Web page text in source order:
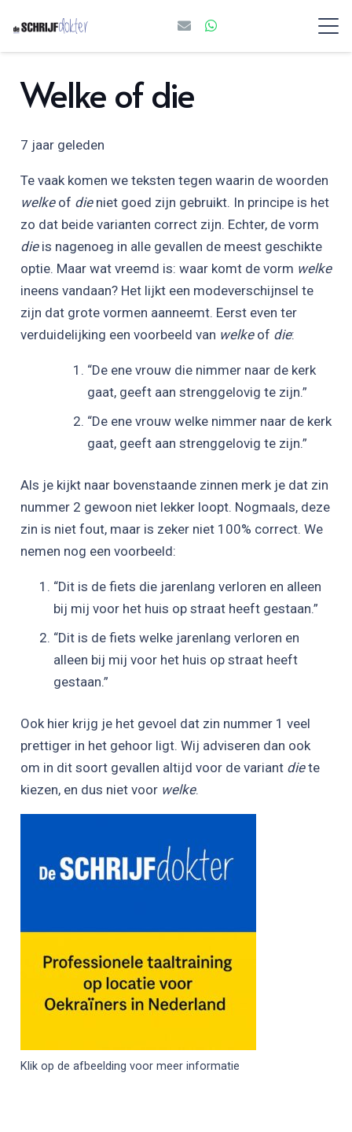
Welke of die
7 jaar geleden
Te vaak komen we teksten tegen waarin de woorden
welkeof dieniet goed zijn gebruikt. In principe is het
zo dat beide varianten correct zijn. Echter, de vorm
dieis nagenoeg in alle gevallen de meest geschikte
optie. Maar wat vreemd is: waar komt de vorm welke
ineens vandaan? Het lijkt een modeverschijnsel te
zijn dat grote vormen aanneemt. Eerst even ter
verduidelijking een voorbeeld van welkeof die:
“De ene vrouw die nimmer naar de kerk
gaat, geeft aan strenggelovig te zijn.”
“De ene vrouw welke nimmer naar de kerk
gaat, geeft aan strenggelovig te zijn.”
Als je kijkt naar bovenstaande zinnen merk je dat zin
nummer 2 gewoon niet lekker loopt. Nogmaals, deze
zin is niet fout, maar is zeker niet 100% correct. We
nemen nog een voorbeeld:
“Dit is de fiets die jarenlang verloren en alleen
bij mij voor het huis op straat heeft gestaan.”
“Dit is de fiets welke jarenlang verloren en
alleen bij mij voor het huis op straat heeft
gestaan.”
Ook hier krijg je het gevoel dat zin nummer 1 veel
prettiger in het gehoor ligt. Wij adviseren dan ook
om in dit soort gevallen altijd voor de variant diete
kiezen, en dus niet voor welke.
Klik op de afbeelding voor meer informatie